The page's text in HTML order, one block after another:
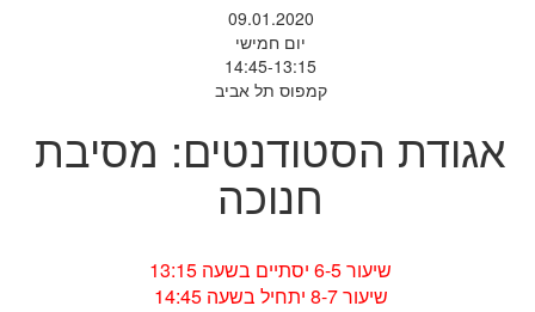
09.01.2020
יום חמישי
14:45-13:15
קמפוס תל אביב
אגודת הסטודנטים: מסיבת
חנוכה
שיעור 6-5 יסתיים בשעה 13:15
שיעור 8-7 יתחיל בשעה 14:45